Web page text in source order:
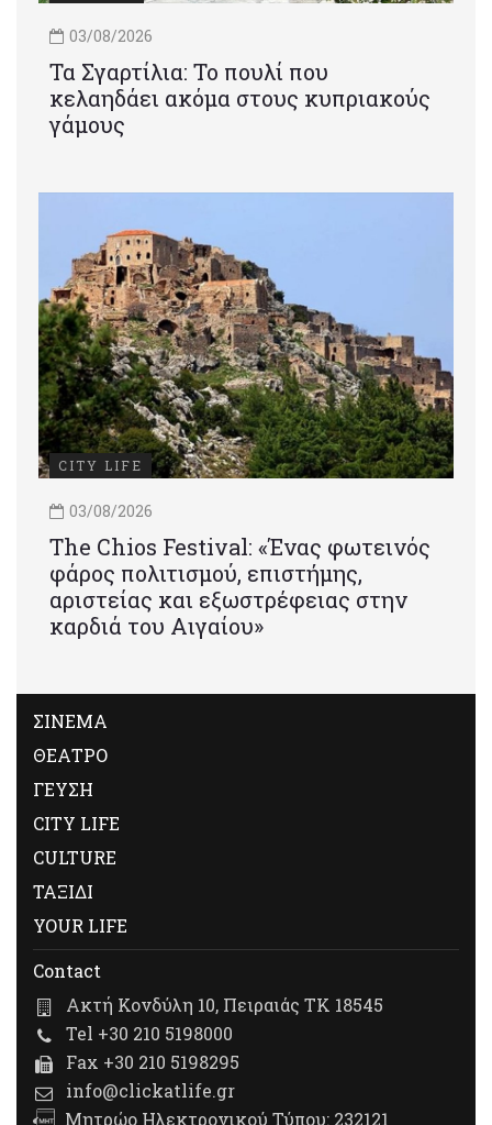
03/08/2026
Τα Σγαρτίλια: Το πουλί που
κελαηδάει ακόμα στους κυπριακούς
γάμους
CITY LIFE
03/08/2026
Τhe Chios Festival: «Ένας φωτεινός
φάρος πολιτισμού, επιστήμης,
αριστείας και εξωστρέφειας στην
καρδιά του Αιγαίου»
ΣΙΝΕΜΑ
ΘΕΑΤΡΟ
ΓΕΥΣΗ
CITY LIFE
CULTURE
ΤΑΞΙΔΙ
YOUR LIFE
Contact
Ακτή Κονδύλη 10, Πειραιάς ΤΚ 18545
Tel +30 210 5198000
Fax +30 210 5198295
info@clickatlife.gr
Μητρώο Ηλεκτρονικού Τύπου: 232121